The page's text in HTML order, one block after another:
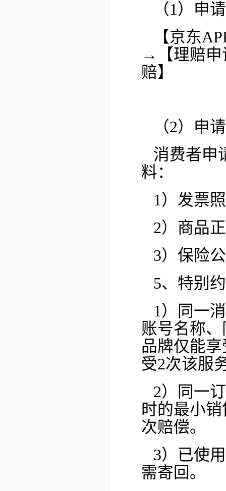
（1）申
【京东
→【理赔
赔】
（2）申
消费者申
料：
1）发票
2）商品
3）保险
5、特别
1）同一
账号名称
品牌仅能
受2次该服
2）同一
时的最小
次赔偿。
3）已使
需寄回。